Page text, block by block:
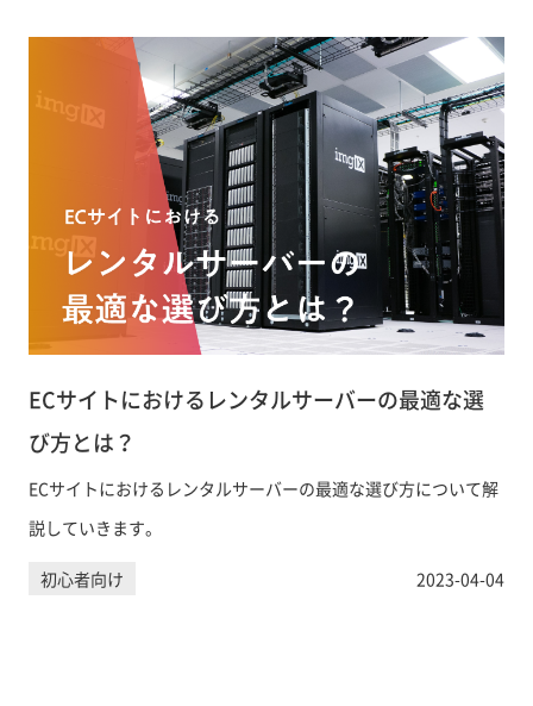
ECサイトにおけるレンタルサーバーの最適な選
び方とは？
ECサイトにおけるレンタルサーバーの最適な選び方について解
説していきます。
初心者向け 2023-04-04